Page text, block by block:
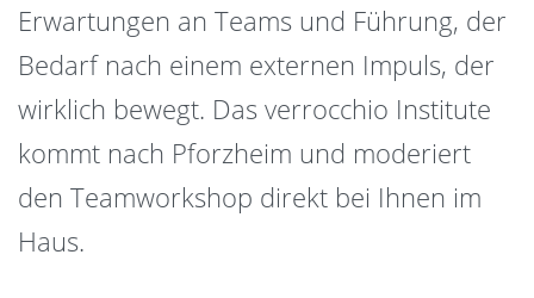
Erwartungen an Teams und Führung, der
Bedarf nach einem externen Impuls, der
wirklich bewegt. Das verrocchio Institute
kommt nach Pforzheim und moderiert
den Teamworkshop direkt bei Ihnen im
Haus.